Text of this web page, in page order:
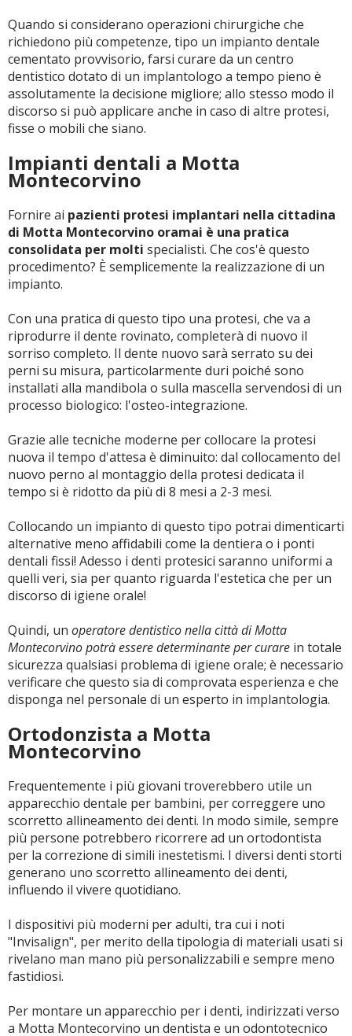
Quando si considerano operazioni chirurgiche che
richiedono più competenze, tipo un impianto dentale
cementato provvisorio, farsi curare da un centro
dentistico dotato di un implantologo a tempo pieno è
assolutamente la decisione migliore; allo stesso modo il
discorso si può applicare anche in caso di altre protesi,
fisse o mobili che siano.
Impianti dentali a Motta
Montecorvino
Fornire ai pazienti protesi implantari nella cittadina
di Motta Montecorvino oramai è una pratica
consolidata per molti specialisti. Che cos'è questo
procedimento? È semplicemente la realizzazione di un
impianto.
Con una pratica di questo tipo una protesi, che va a
riprodurre il dente rovinato, completerà di nuovo il
sorriso completo. Il dente nuovo sarà serrato su dei
perni su misura, particolarmente duri poiché sono
installati alla mandibola o sulla mascella servendosi di un
processo biologico: l'osteo-integrazione.
Grazie alle tecniche moderne per collocare la protesi
nuova il tempo d'attesa è diminuito: dal collocamento del
nuovo perno al montaggio della protesi dedicata il
tempo si è ridotto da più di 8 mesi a 2-3 mesi.
Collocando un impianto di questo tipo potrai dimenticarti
alternative meno affidabili come la dentiera o i ponti
dentali fissi! Adesso i denti protesici saranno uniformi a
quelli veri, sia per quanto riguarda l'estetica che per un
discorso di igiene orale!
Quindi, un operatore dentistico nella città di Motta
Montecorvino potrà essere determinante per curare in totale
sicurezza qualsiasi problema di igiene orale; è necessario
verificare che questo sia di comprovata esperienza e che
disponga nel personale di un esperto in implantologia.
Ortodonzista a Motta
Montecorvino
Frequentemente i più giovani troverebbero utile un
apparecchio dentale per bambini, per correggere uno
scorretto allineamento dei denti. In modo simile, sempre
più persone potrebbero ricorrere ad un ortodontista
per la correzione di simili inestetismi. I diversi denti storti
generano uno scorretto allineamento dei denti,
influendo il vivere quotidiano.
I dispositivi più moderni per adulti, tra cui i noti
"Invisalign", per merito della tipologia di materiali usati si
rivelano man mano più personalizzabili e sempre meno
fastidiosi.
Per montare un apparecchio per i denti, indirizzati verso
a Motta Montecorvino un dentista e un odontotecnico